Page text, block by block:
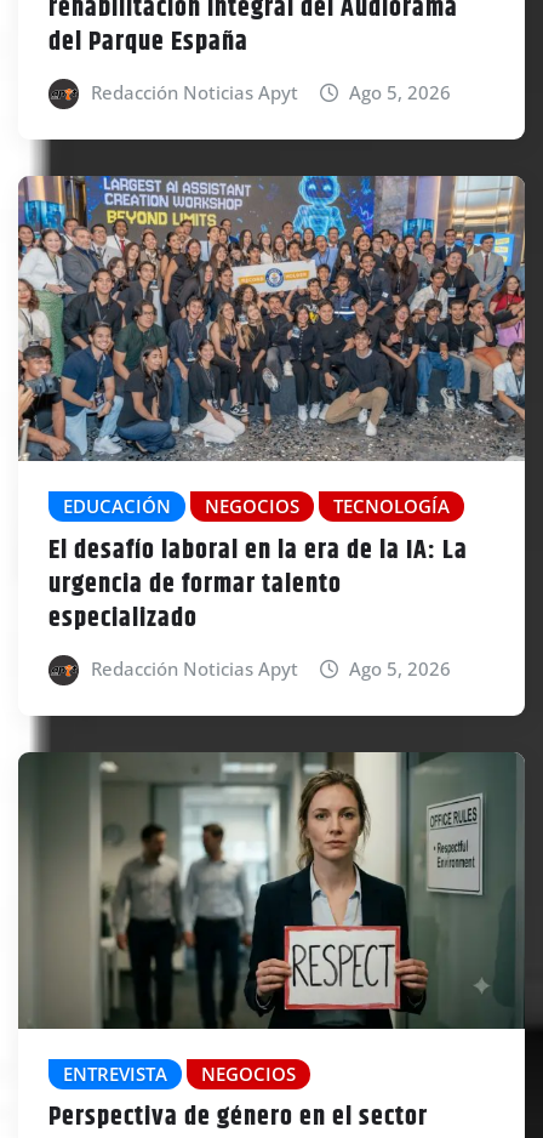
rehabilitación integral del Audiorama
del Parque España
Redacción Noticias Apyt Ago 5, 2026
EDUCACIÓN NEGOCIOS TECNOLOGÍA
El desafío laboral en la era de la IA: La
urgencia de formar talento
especializado
Redacción Noticias Apyt Ago 5, 2026
ENTREVISTA NEGOCIOS
Perspectiva de género en el sector